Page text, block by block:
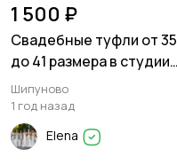
1 500 ₽
Свадебные туфли от 35
до 41 размера в студии
свадьбы "Tiana"
Шипуново
1 год назад
Elena